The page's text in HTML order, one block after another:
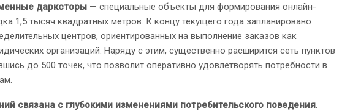
дарксторы — специальные объекты для формирования онлайн-
1,5 тысяч квадратных метров. К концу текущего года запланировано
центров, ориентированных на выполнение заказов как
организаций. Наряду с этим, существенно расширится сеть пунктов
до 500 точек, что позволит оперативно удовлетворять потребности в
связана с глубокими изменениями потребительского поведения.